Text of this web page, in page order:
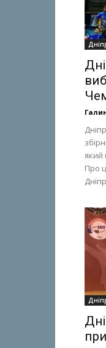
який
Про